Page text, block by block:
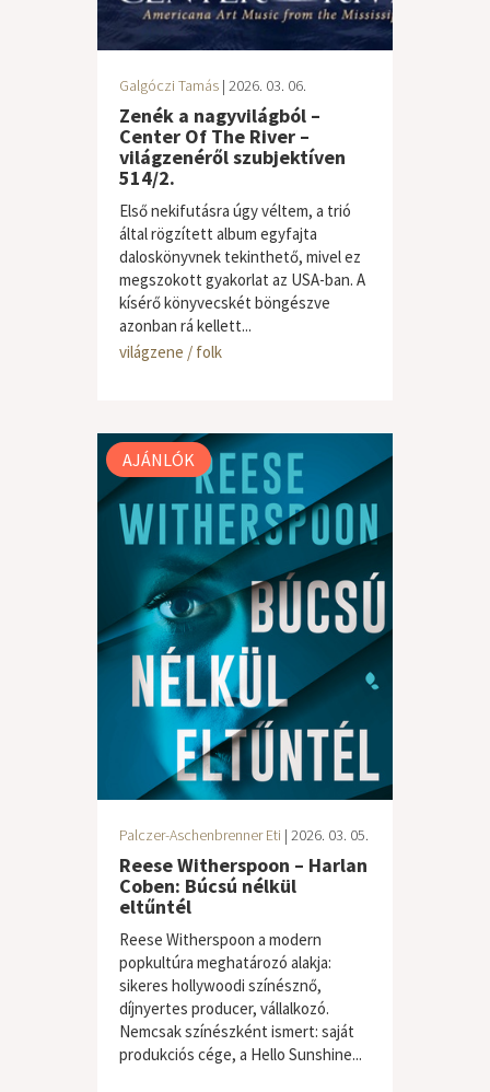
Galgóczi Tamás | 2026. 03. 06.
Zenék a nagyvilágból –
Center Of The River –
világzenéről szubjektíven
514/2.
Első nekifutásra úgy véltem, a trió
által rögzített album egyfajta
daloskönyvnek tekinthető, mivel ez
megszokott gyakorlat az USA-ban. A
kísérő könyvecskét böngészve
azonban rá kellett...
világzene / folk
AJÁNLÓK
Palczer-Aschenbrenner Eti | 2026. 03. 05.
Reese Witherspoon – Harlan
Coben: Búcsú nélkül
eltűntél
Reese Witherspoon a modern
popkultúra meghatározó alakja:
sikeres hollywoodi színésznő,
díjnyertes producer, vállalkozó.
Nemcsak színészként ismert: saját
produkciós cége, a Hello Sunshine...